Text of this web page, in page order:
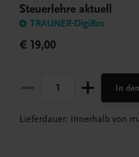
Steuerlehre aktuell
TRAUNER-DigiBox
€ 19,00
In
Lieferdauer: Innerhalb von